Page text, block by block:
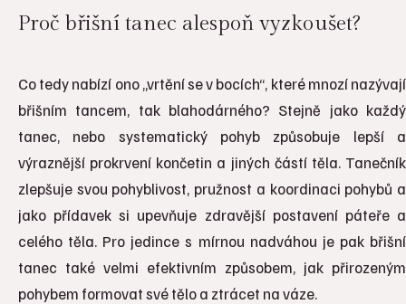
Proč břišní tanec alespoň vyzkoušet?
Co tedy nabízí ono „vrtění se v bocích“, které mnozí nazývají
břišním tancem, tak blahodárného? Stejně jako každý
tanec, nebo systematický pohyb způsobuje lepší a
výraznější prokrvení končetin a jiných částí těla. Tanečník
zlepšuje svou pohyblivost, pružnost a koordinaci pohybů a
jako přídavek si upevňuje zdravější postavení páteře a
celého těla. Pro jedince s mírnou nadváhou je pak břišní
tanec také velmi efektivním způsobem, jak přirozeným
pohybem formovat své tělo a ztrácet na váze.